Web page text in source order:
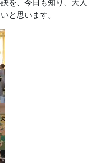
を、今日も知り、大人
と思います。